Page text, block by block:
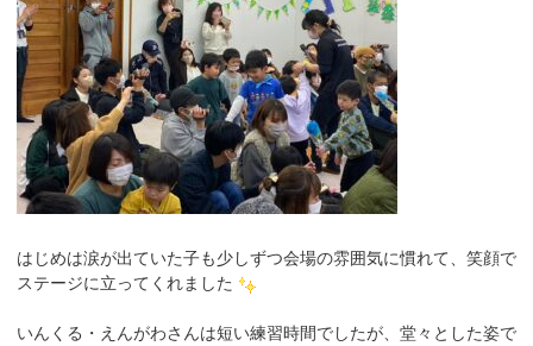
はじめは涙が出ていた子も少しずつ会場の雰囲気に慣れて、笑顔で
ステージに立ってくれました
いんくる・えんがわさんは短い練習時間でしたが、堂々とした姿で